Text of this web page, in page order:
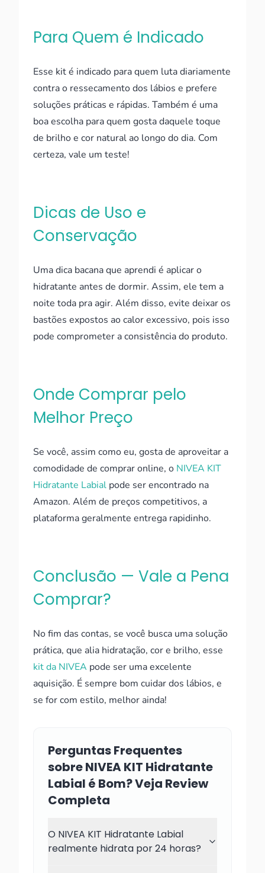
Para Quem é Indicado
Esse kit é indicado para quem luta diariamente
contra o ressecamento dos lábios e prefere
soluções práticas e rápidas. Também é uma
boa escolha para quem gosta daquele toque
de brilho e cor natural ao longo do dia. Com
certeza, vale um teste!
Dicas de Uso e
Conservação
Uma dica bacana que aprendi é aplicar o
hidratante antes de dormir. Assim, ele tem a
noite toda pra agir. Além disso, evite deixar os
bastões expostos ao calor excessivo, pois isso
pode comprometer a consistência do produto.
Onde Comprar pelo
Melhor Preço
Se você, assim como eu, gosta de aproveitar a
comodidade de comprar online, o NIVEA KIT
Hidratante Labial pode ser encontrado na
Amazon. Além de preços competitivos, a
plataforma geralmente entrega rapidinho.
Conclusão — Vale a Pena
Comprar?
No fim das contas, se você busca uma solução
prática, que alia hidratação, cor e brilho, esse
kit da NIVEA pode ser uma excelente
aquisição. É sempre bom cuidar dos lábios, e
se for com estilo, melhor ainda!
Perguntas Frequentes
sobre NIVEA KIT Hidratante
Labial é Bom? Veja Review
Completa
O NIVEA KIT Hidratante Labial
realmente hidrata por 24 horas?